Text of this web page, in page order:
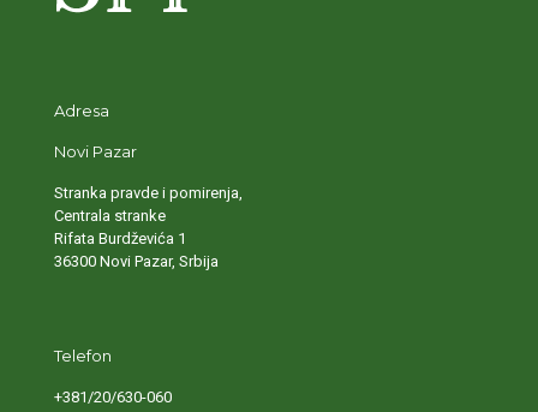
Adresa
Novi Pazar
Stranka pravde i pomirenja,
Centrala stranke
Rifata Burdževića 1
36300 Novi Pazar, Srbija
Telefon
+381/20/630-060